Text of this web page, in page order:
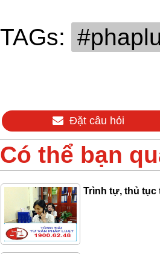
TAGs:
Đặt câu hỏi
Có thể bạn
Trình tự, thủ tục